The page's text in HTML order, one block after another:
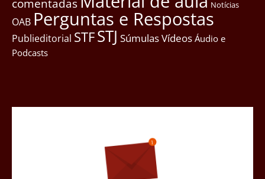
Notícias
OAB Perguntas e Respostas
Publieditorial STFSTJ SúmulasVídeos Áudio e
Podcasts